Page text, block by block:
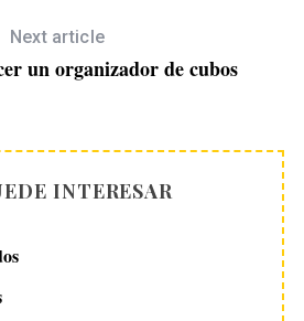
Next article
un organizador de cubos
INTERESAR